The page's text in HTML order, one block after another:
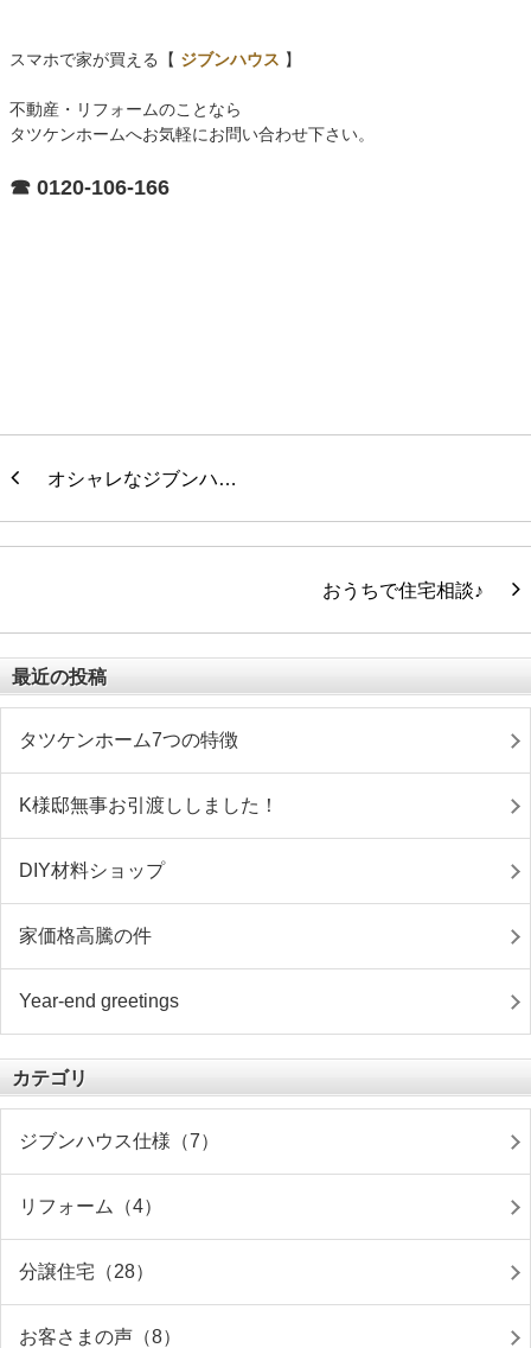
スマホで家が買える【 ジブンハウス 】
不動産・リフォームのことなら
タツケンホームへお気軽にお問い合わせ下さい。
☎ 0120-106-166
オシャレなジブンハ…
おうちで住宅相談♪
最近の投稿
タツケンホーム7つの特徴
K様邸無事お引渡ししました！
DIY材料ショップ
家価格高騰の件
Year-end greetings
カテゴリ
ジブンハウス仕様（7）
リフォーム（4）
分譲住宅（28）
お客さまの声（8）